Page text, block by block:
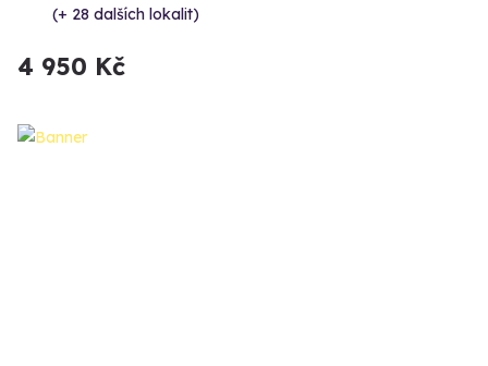
(+ 28 dalších lokalit)
4 950 Kč